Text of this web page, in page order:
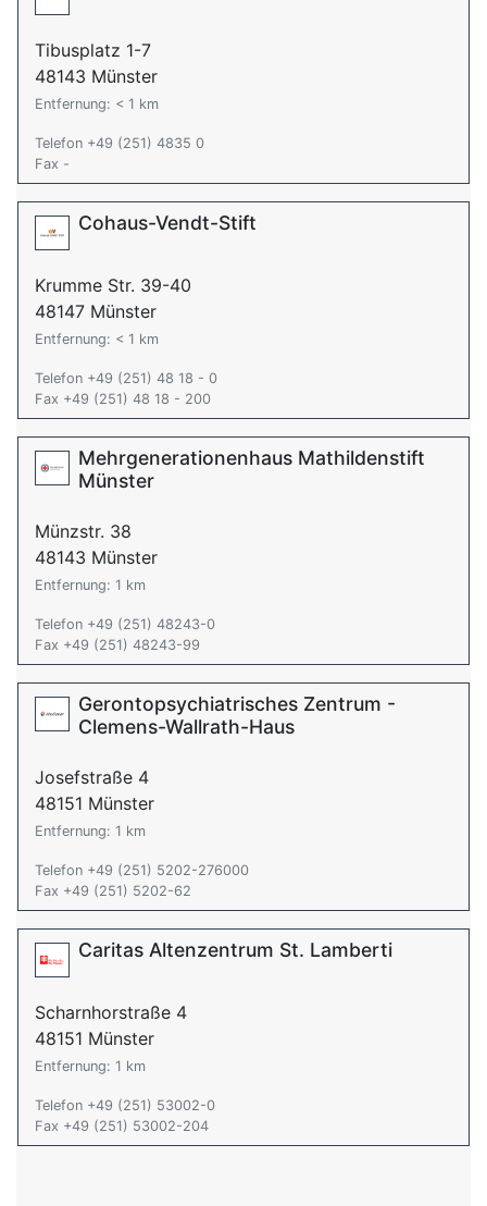
Tibusplatz 1-7
48143 Münster
Entfernung: < 1 km
Telefon +49 (251) 4835 0
Fax -
Cohaus-Vendt-Stift
Krumme Str. 39-40
48147 Münster
Entfernung: < 1 km
Telefon +49 (251) 48 18 - 0
Fax +49 (251) 48 18 - 200
Mehrgenerationenhaus Mathildenstift
Münster
Münzstr. 38
48143 Münster
Entfernung: 1 km
Telefon +49 (251) 48243-0
Fax +49 (251) 48243-99
Gerontopsychiatrisches Zentrum -
Clemens-Wallrath-Haus
Josefstraße 4
48151 Münster
Entfernung: 1 km
Telefon +49 (251) 5202-276000
Fax +49 (251) 5202-62
Caritas Altenzentrum St. Lamberti
Scharnhorstraße 4
48151 Münster
Entfernung: 1 km
Telefon +49 (251) 53002-0
Fax +49 (251) 53002-204